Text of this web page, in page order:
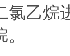
氯乙烷